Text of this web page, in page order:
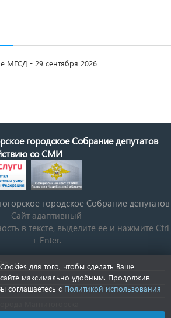
МГСД - 29 сентября 2026
городское Собрание депутатов
со СМИ
городское Cобрание депутатов
Сайт адаптивный
в тексте, выделите ее и нажмите Ctrl
+ Enter.
области
Магнитогорска
для того, чтобы сделать Ваше
максимально удобным. Продолжив
соглашаетесь с Политикой использования